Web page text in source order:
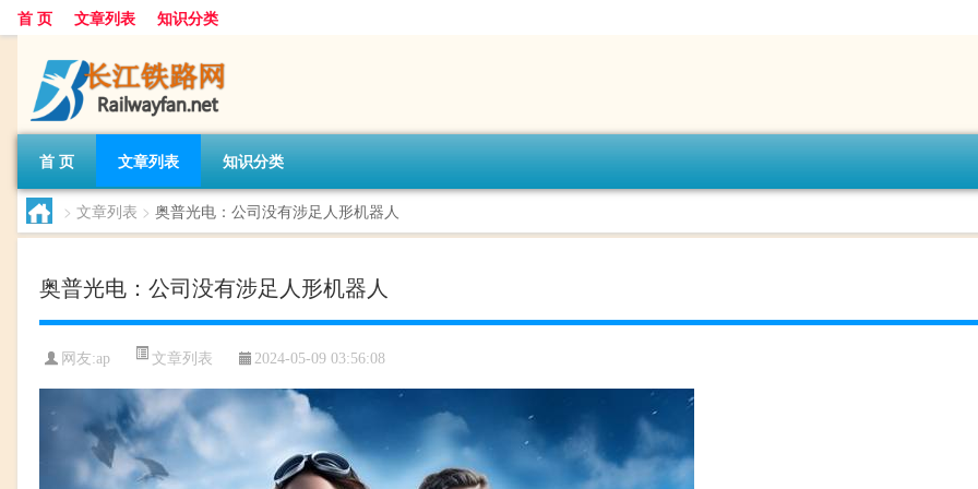
首 页 文章列表 知识分类
首 页 文章列表 知识分类
> 文章列表 > 奥普光电：公司没有涉足人形机器人
奥普光电：公司没有涉足人形机器人
网友:ap 文章列表 2024-05-09 03:56:08